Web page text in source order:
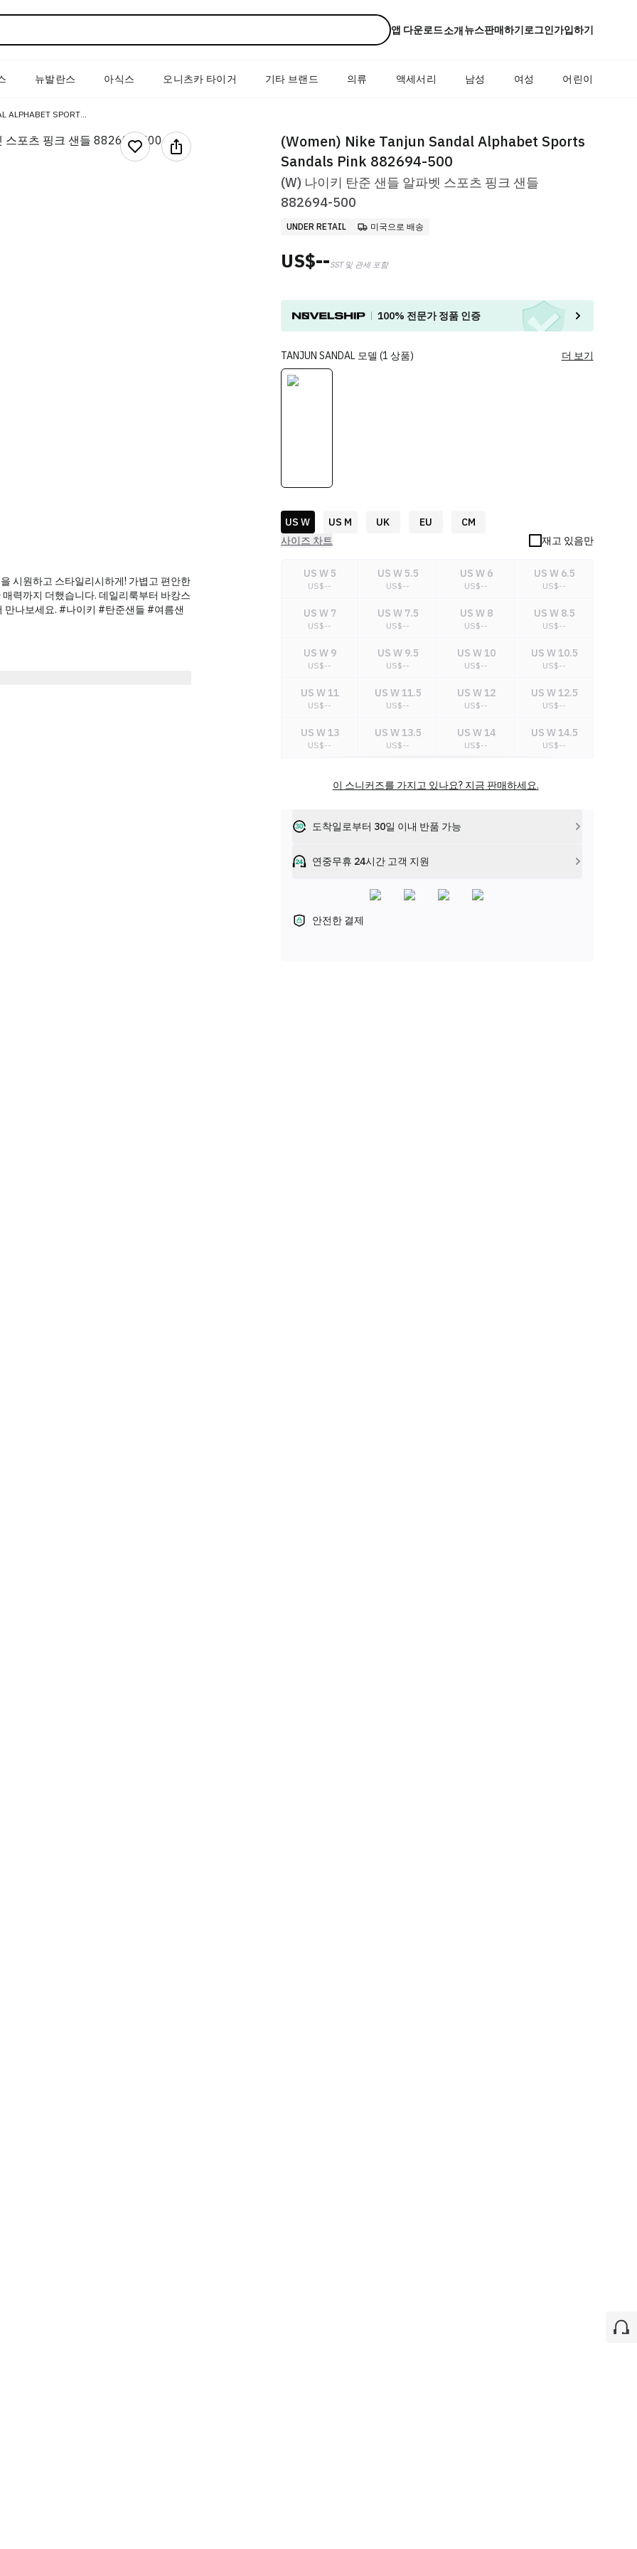
앱 다운로드소개뉴스판매하기로그인가입하기
뉴발란스 아식스 오니츠카 타이거 기타 브랜드 의류 액세서리 남성 여성 어린이
(W) NIKE TANJUN SANDAL ALPHABET SPORTS SANDALS PINK
시원하고 스타일리시하게! 가볍고 편안한
력까지 더했습니다. 데일리룩부터 바캉스
만나보세요. #나이키 #탄준샌들 #여름샌
(Women) Nike Tanjun Sandal Alphabet Sports
Sandals Pink 882694-500
(W) 나이키 탄준 샌들 알파벳 스포츠 핑크 샌들
882694-500
UNDER RETAIL 미국으로 배송
US$--SST 및 관세 포함
100% 전문가 정품 인증
TANJUN SANDAL 모델 (1 상품) 더 보기
US W US M UK EU
CM
사이즈 차트
재고 있음만
US W 5
US$--
US W 5.5
US$--
US W 6
US$--
US W 6.5
US$--
US W 7
US$--
US W 7.5
US$--
US W 8
US$--
US W 8.5
US$--
US W 9
US$--
US W 9.5
US$--
US W 10
US$--
US W 10.5
US$--
US W 11
US$--
US W 11.5
US$--
US W 12
US$--
US W 12.5
US$--
US W 13
US$--
US W 13.5
US$--
US W 14
US$--
US W 14.5
US$--
US$-- US$--
이 스니커즈를 가지고 있나요? 지금 판매하세요.
도착일로부터 30일 이내 반품 가능
연중무휴 24시간 고객 지원
안전한 결제